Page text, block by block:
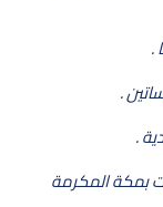
.
.
.
بمكة المكرمة